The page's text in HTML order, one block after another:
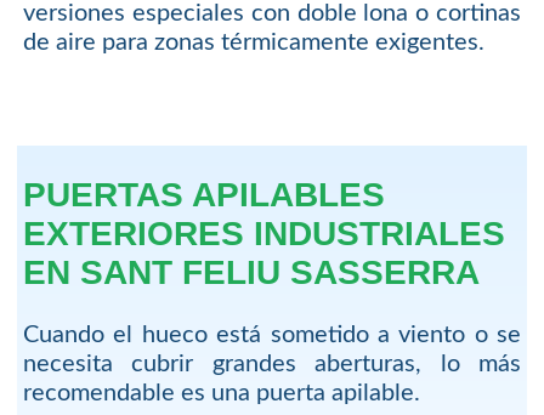
versiones especiales con doble lona o cortinas
de aire para zonas térmicamente exigentes.
PUERTAS APILABLES
EXTERIORES INDUSTRIALES
EN SANT FELIU SASSERRA
Cuando el hueco está sometido a viento o se
necesita cubrir grandes aberturas, lo más
recomendable es una puerta apilable.